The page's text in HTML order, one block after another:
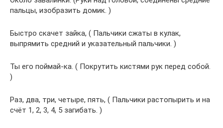
пальцы, изобразить домик. )
Быстро скачет зайка, ( Пальчики сжаты в кулак,
выпрямить средний и указательный пальчики. )
Ты его поймай-ка. ( Покрутить кистями рук перед собой.
)
Раз, два, три, четыре, пять, ( Пальчики растопырить и на
счёт 1, 2, 3, 4, 5 загибать. )